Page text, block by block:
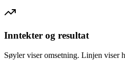
Inntekter og resultat
Søyler viser omsetning. Linjen viser